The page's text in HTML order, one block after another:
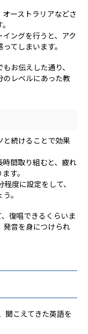
ーストラリアなどさ
ングを行うと、アク
てしまいます。
お伝えした通り、
のレベルにあった教
と続けることで効果
間取り組むと、疲れ
す。
度に設定をして、
。
復唱できるくらいま
発音を身につけられ
聞こえてきた英語を